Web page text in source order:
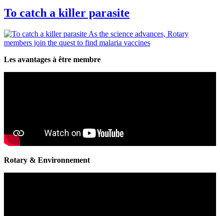
To catch a killer parasite
As the science advances, Rotary
members join the quest to find malaria vaccines
Les avantages à être membre
Rotary & Environnement